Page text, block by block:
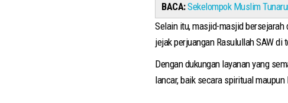
BACA:Sekelompok Muslim
Selain itu, masjid-masjid
jejak perjuangan Rasulullah SAW
Dengan dukungan layanan yang
lancar, baik secara spiritual